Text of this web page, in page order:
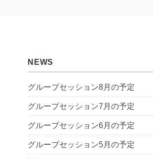
NEWS
グループセッション8月の予定
グループセッション7月の予定
グループセッション6月の予定
グループセッション5月の予定